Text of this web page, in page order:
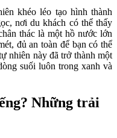
khéo léo tạo hình thành
nơi du khách có thể thấy
thác là một hồ nước lớn
đủ an toàn để bạn có thể
nhiên này đã trở thành một
suối luôn trong xanh và
Những trải